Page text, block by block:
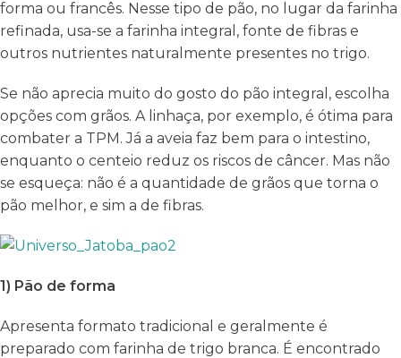
forma ou francês. Nesse tipo de pão, no lugar da farinha
refinada, usa-se a farinha integral, fonte de fibras e
outros nutrientes naturalmente presentes no trigo.
Se não aprecia muito do gosto do pão integral, escolha
opções com grãos. A linhaça, por exemplo, é ótima para
combater a TPM. Já a aveia faz bem para o intestino,
enquanto o centeio reduz os riscos de câncer. Mas não
se esqueça: não é a quantidade de grãos que torna o
pão melhor, e sim a de fibras.
1) Pão de forma
Apresenta formato tradicional e geralmente é
preparado com farinha de trigo branca. É encontrado